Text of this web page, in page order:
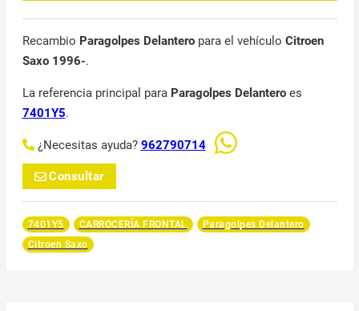
Recambio Paragolpes Delanteropara el vehículo Citroen
Saxo 1996-.
La referencia principal para Paragolpes Delanteroes
7401Y5.
¿Necesitas ayuda? 962790714
Consultar
7401Y5 CARROCERÍA FRONTAL
Paragolpes Delantero
Citroen Saxo